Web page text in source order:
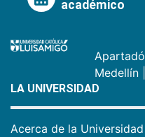
académico
Apartadó
Medellín
LA UNIVERSIDAD
Acerca de la Universidad